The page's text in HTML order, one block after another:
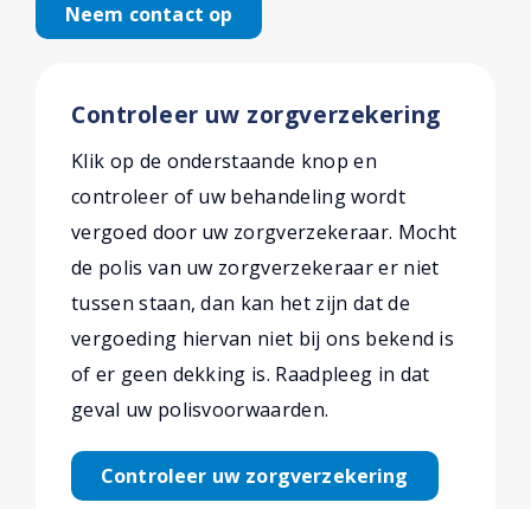
Neem contact op
Controleer uw zorgverzekering
Klik op de onderstaande knop en
controleer of uw behandeling wordt
vergoed door uw zorgverzekeraar. Mocht
de polis van uw zorgverzekeraar er niet
tussen staan, dan kan het zijn dat de
vergoeding hiervan niet bij ons bekend is
of er geen dekking is. Raadpleeg in dat
geval uw polisvoorwaarden.
Controleer uw zorgverzekering